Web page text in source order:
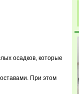
осадков, которые
При этом